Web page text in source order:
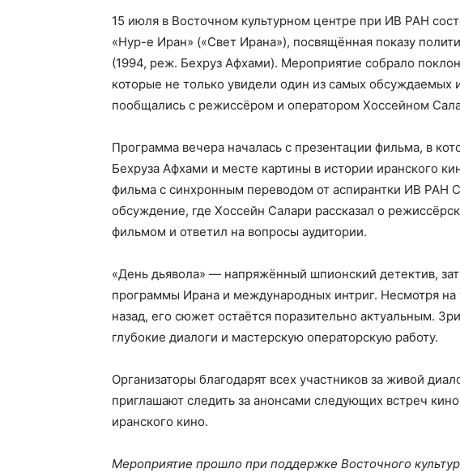
15 июля в Восточном культурном центре при ИВ РАН
«Нур-е Иран» («Свет Ирана»), посвящённая показу
(1994, реж. Бехруз Афхами). Мероприятие собрало
которые не только увидели один из самых обсуждаемых
пообщались с режиссёром и оператором Хоссейном
Программа вечера началась с презентации фильма, в
Бехруза Афхами и месте картины в истории иранского
фильма с синхронным переводом от аспирантки ИВ РАН
обсуждение, где Хоссейн Салари рассказал о
фильмом и ответил на вопросы аудитории.
«День дьявола» — напряжённый шпионский детектив,
программы Ирана и международных интриг. Несмотря
назад, его сюжет остаётся поразительно актуальным.
глубокие диалоги и мастерскую операторскую работу.
Организаторы благодарят всех участников за живой
приглашают следить за анонсами следующих встреч
иранского кино.
Мероприятие прошло при поддержке Восточного